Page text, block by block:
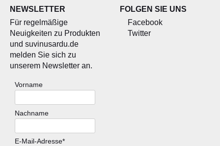
NEWSLETTER
Für regelmäßige
Neuigkeiten zu Produkten
und suvinusardu.de
melden Sie sich zu
unserem Newsletter an.
Vorname
Nachname
E-Mail-Adresse*
FOLGEN SIE UNS
Facebook
Twitter